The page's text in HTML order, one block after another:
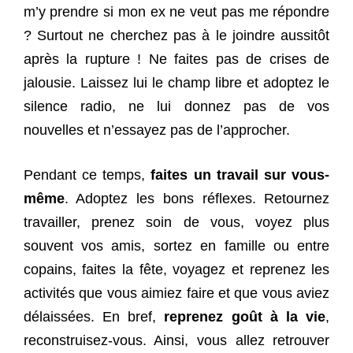
m’y prendre si mon ex ne veut pas me répondre
? Surtout ne cherchez pas à le joindre aussitôt
après la rupture ! Ne faites pas de crises de
jalousie. Laissez lui le champ libre et adoptez le
silence radio, ne lui donnez pas de vos
nouvelles et n’essayez pas de l’approcher.
Pendant ce temps,faites un travail sur vous-
même. Adoptez les bons réflexes. Retournez
travailler, prenez soin de vous, voyez plus
souvent vos amis, sortez en famille ou entre
copains, faites la fête, voyagez et reprenez les
activités que vous aimiez faire et que vous aviez
délaissées. En bref, reprenez goût à la vie,
reconstruisez-vous. Ainsi, vous allez retrouver